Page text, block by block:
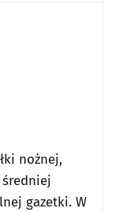
nożnej,
średniej
gazetki. W